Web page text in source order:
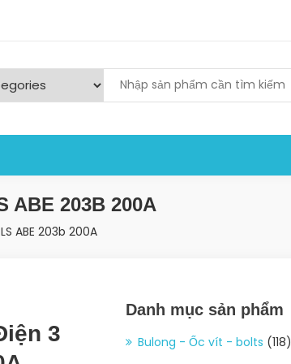
ABE 203B 200A
ABE 203b 200A
3
Danh mục sản phẩm
Bulong - Ốc vít - bolts (118)